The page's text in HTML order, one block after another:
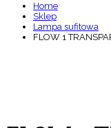
Home
Sklep
Lampa sufitowa
FLOW 1